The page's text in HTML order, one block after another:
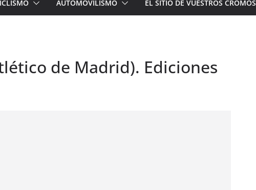
AUTOMOVILISMO EL SITIO DE VUESTROS CROMOS
de Madrid). Ediciones